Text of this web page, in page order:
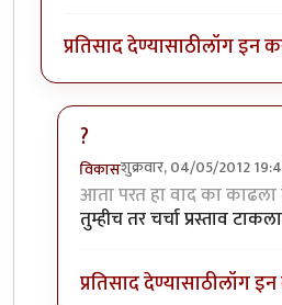
प्रतिसाद देण्यासाठीलॉग इन
?
विकासशुक्रवार, 04/05/2012
In reply toपुंडलिक हा
आता परत हा वाद का
तुम्हीच तर चर्चा प्रस्ताव
प्रतिसाद देण्यासाठीलॉग इन